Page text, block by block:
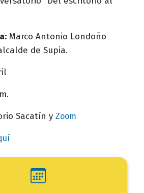
Marco Antonio Londoño
de Supia.
Sacatín y Zoom